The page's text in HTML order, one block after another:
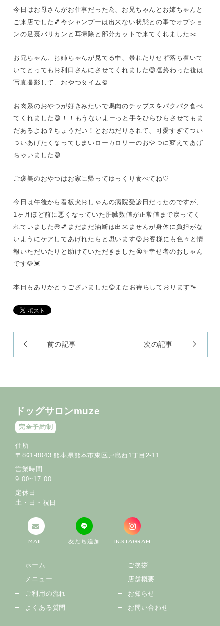
今日はお母さんがお仕事だった為、お兄ちゃんとお姉ちゃんと
ご来店でした💕今シャンプーは出来ない状態との事でオプショ
ンの足裏バリカンと耳掃除と部分カットで来てくれました✂️
お兄ちゃん、お姉ちゃんが見てる中、暴れたりせず落ち着いて
いてとってもお利口さんにさせてくれました😊👏終わった後は
写真撮影して、おやつタイム🍪
お肉系のおやつが好きみたいで馬肉のチップスをパクパク食べ
てくれました😋！！もうないよーっと手をひらひらさせてもま
だあるよね？ちょうだい！とおねだりされて、可愛すぎてつい
ついあげたくなってしまいローカロリーのおやつに変えてあげ
ちゃいました😅
ご褒美のおやつはお家に帰ってゆっくり食べてね♡
今日は午後から看板犬おしゃんの病院受診日だったのですが、
1ヶ月ほど前に悪くなっていた肝臓数値が正常値まで戻ってく
れていました🥹💕まだまだ油断は出来ませんが身体に負担がな
いようにケアしてあげれたらと思います😌お客様にも色々と情
報いただいたりと助けていただきました😭✨幸せ者のおしゃん
です🐶💓
本日もありがとうございました😊またお待ちしております🐾
前の記事 次の記事
ドッグサロンmuze
完全予約制
住所
〒861-8043 熊本県熊本市東区戸島西1丁目2-11
営業時間
9:00~17:00
定休日
土・日・祝日
MAIL 友だち追加 INSTAGRAM
ホーム
メニュー
ご利用の流れ
よくある質問
ご挨拶
店舗概要
お知らせ
お問い合わせ